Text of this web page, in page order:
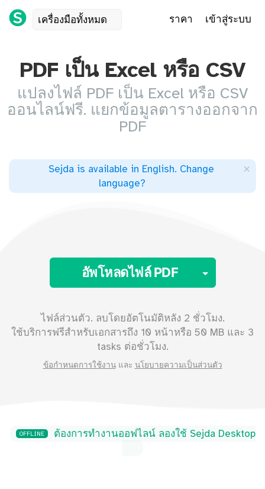
เครื่องมือทั้งหมด ราคา เข้าสู่ระบบ
PDF เป็น Excel หรือ CSV
แปลงไฟล์ PDF เป็น Excel หรือ CSV
ออนไลน์ฟรี. แยกข้อมูลตารางออกจาก
PDF
Sejda is available in English. Change
language?
×
อัพโหลดไฟล์ PDF Toggle
ไฟล์ส่วนตัว. ลบโดยอัตโนมัติหลัง 2 ชั่วโมง.
ใช้บริการฟรีสำหรับเอกสารถึง 10 หน้าหรือ 50 MB และ 3
tasks ต่อชั่วโมง.
ข้อกำหนดการใช้งานและ นโยบายความเป็นส่วนตัว
OFFLINE ต้องการทำงานออฟไลน์ ลองใช้ Sejda Desktop